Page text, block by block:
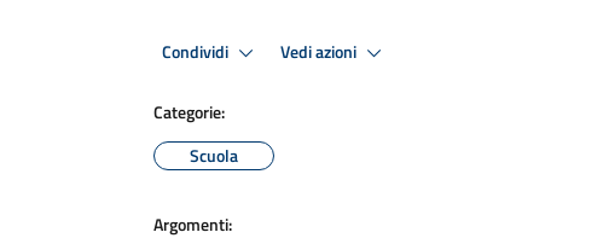
Condividi Vedi azioni
Categorie:
Scuola
Argomenti: